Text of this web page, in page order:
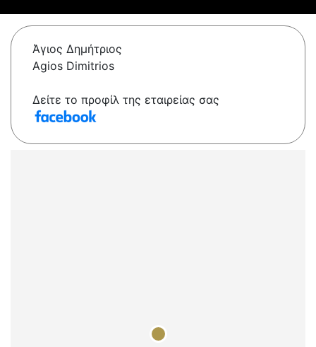
Άγιος Δημήτριος
Agios Dimitrios
Δείτε το προφίλ της εταιρείας σας